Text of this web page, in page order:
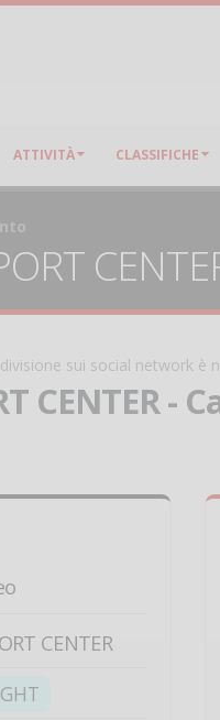
ATTIVITÀ CLASSIFICHE
sui social network è
CENTER -
CENTER